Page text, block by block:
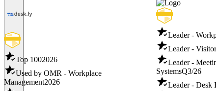
Top 1002026
Used by OMR - Workplace
Management2026
Leader -
Leader - Visitor
Leader -
SystemsQ3/26
Leader - Desk